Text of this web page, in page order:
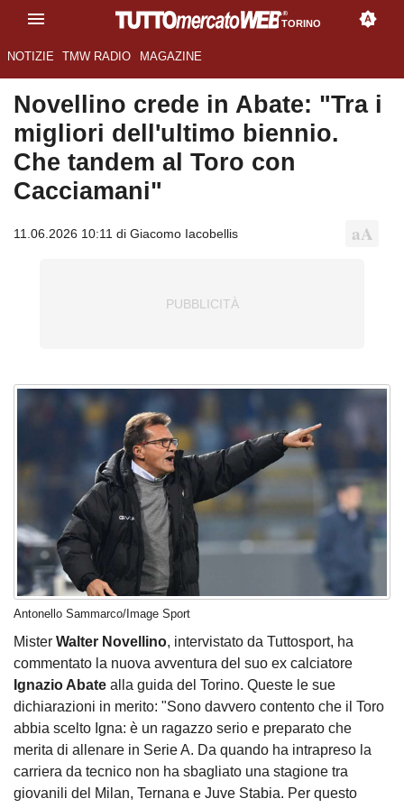
TORINO
NOTIZIE TMW RADIO MAGAZINE
Novellino crede in Abate: "Tra i
migliori dell'ultimo biennio.
Che tandem al Toro con
Cacciamani"
11.06.2026 10:11 di Giacomo Iacobellis
Antonello Sammarco/Image Sport
Mister Walter Novellino, intervistato da Tuttosport, ha
commentato la nuova avventura del suo ex calciatore
Ignazio Abate alla guida del Torino. Queste le sue
dichiarazioni in merito: "Sono davvero contento che il Toro
abbia scelto Igna: è un ragazzo serio e preparato che
merita di allenare in Serie A. Da quando ha intrapreso la
carriera da tecnico non ha sbagliato una stagione tra
giovanili del Milan, Ternana e Juve Stabia. Per questo